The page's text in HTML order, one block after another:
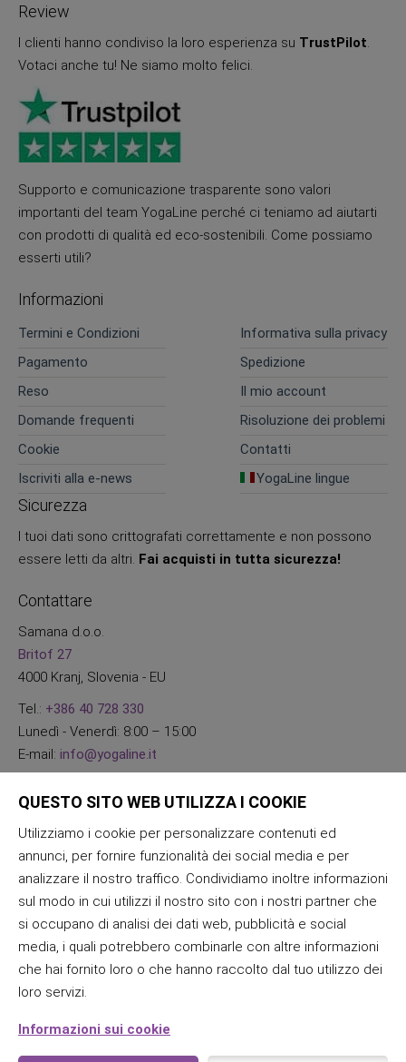
Review
I clienti hanno condiviso la loro esperienza su TrustPilot.
Votaci anche tu! Ne siamo molto felici.
Supporto e comunicazione trasparente sono valori
importanti del team YogaLine perché ci teniamo ad aiutarti
con prodotti di qualità ed eco-sostenibili. Come possiamo
esserti utili?
Informazioni
Termini e Condizioni
Informativa sulla privacy
Pagamento
Spedizione
Reso
Il mio account
Domande frequenti
Risoluzione dei problemi
Cookie
Contatti
Iscriviti alla e-news
YogaLine lingue
Sicurezza
I tuoi dati sono crittografati correttamente e non possono
essere letti da altri. Fai acquisti in tutta sicurezza!
Contattare
Samana d.o.o.
Britof 27
4000 Kranj, Slovenia - EU
Tel.: +386 40 728 330
Lunedì - Venerdì: 8:00 – 15:00
E-mail: info@yogaline.it
QUESTO SITO WEB UTILIZZA I COOKIE
Utilizziamo i cookie per personalizzare contenuti ed
annunci, per fornire funzionalità dei social media e per
analizzare il nostro traffico. Condividiamo inoltre informazioni
sul modo in cui utilizzi il nostro sito con i nostri partner che
si occupano di analisi dei dati web, pubblicità e social
media, i quali potrebbero combinarle con altre informazioni
che hai fornito loro o che hanno raccolto dal tuo utilizzo dei
loro servizi.
Informazioni sui cookie